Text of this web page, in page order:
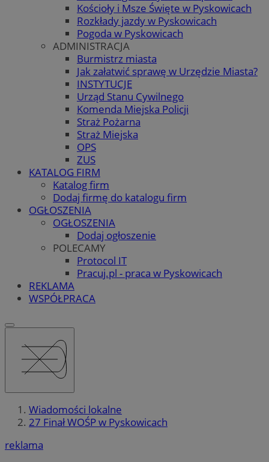
Kościoły i Msze Święte w Pyskowicach
Rozkłady jazdy w Pyskowicach
Pogoda w Pyskowicach
ADMINISTRACJA
Burmistrz miasta
Jak załatwić sprawę w Urzędzie Miasta?
INSTYTUCJE
Urząd Stanu Cywilnego
Komenda Miejska Policji
Straż Pożarna
Straż Miejska
OPS
ZUS
KATALOG FIRM
Katalog firm
Dodaj firmę do katalogu firm
OGŁOSZENIA
OGŁOSZENIA
Dodaj ogłoszenie
POLECAMY
Protocol IT
Pracuj.pl - praca w Pyskowicach
REKLAMA
WSPÓŁPRACA
Wiadomości lokalne
27 Finał WOŚP w Pyskowicach
reklama